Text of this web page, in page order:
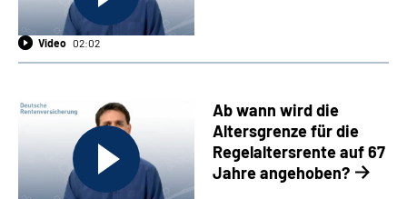
Suche
Language
Inhalte in Gebärdensprache (DGS)
Leichte Sprache
Video 02:02
Ab wann wird die
Altersgrenze für die
Regelaltersrente auf 67
Jahre angehoben?